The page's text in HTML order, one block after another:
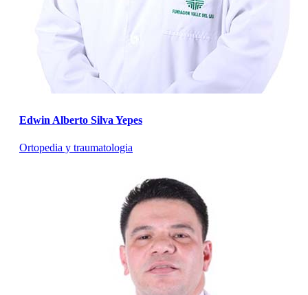
Edwin Alberto Silva Yepes
Ortopedia y traumatologia